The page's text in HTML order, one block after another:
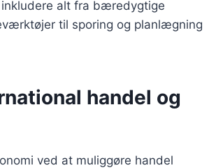
alt fra bæredygtige
til sporing og planlægning
handel og
ved at muliggøre handel